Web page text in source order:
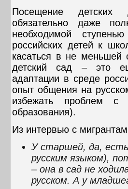
Посещение детских
обязательно даже
необходимой
российских детей к
касаться в не меньшей
детский сад – это
адаптации в среде
опыт общения на
избежать проблем с
образования).
Из интервью с
У старшей, да,
русским языком),
– она в сад не
русском. А у